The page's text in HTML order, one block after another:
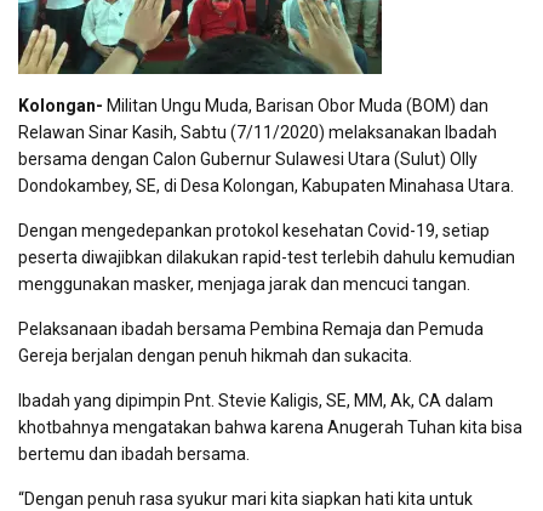
Kolongan- Militan Ungu Muda, Barisan Obor Muda (BOM) dan
Relawan Sinar Kasih, Sabtu (7/11/2020) melaksanakan Ibadah
bersama dengan Calon Gubernur Sulawesi Utara (Sulut) Olly
Dondokambey, SE, di Desa Kolongan, Kabupaten Minahasa Utara.
Dengan mengedepankan protokol kesehatan Covid-19, setiap
peserta diwajibkan dilakukan rapid-test terlebih dahulu kemudian
menggunakan masker, menjaga jarak dan mencuci tangan.
Pelaksanaan ibadah bersama Pembina Remaja dan Pemuda
Gereja berjalan dengan penuh hikmah dan sukacita.
Ibadah yang dipimpin Pnt. Stevie Kaligis, SE, MM, Ak, CA dalam
khotbahnya mengatakan bahwa karena Anugerah Tuhan kita bisa
bertemu dan ibadah bersama.
“Dengan penuh rasa syukur mari kita siapkan hati kita untuk